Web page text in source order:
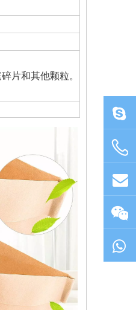
片和其他颗粒。